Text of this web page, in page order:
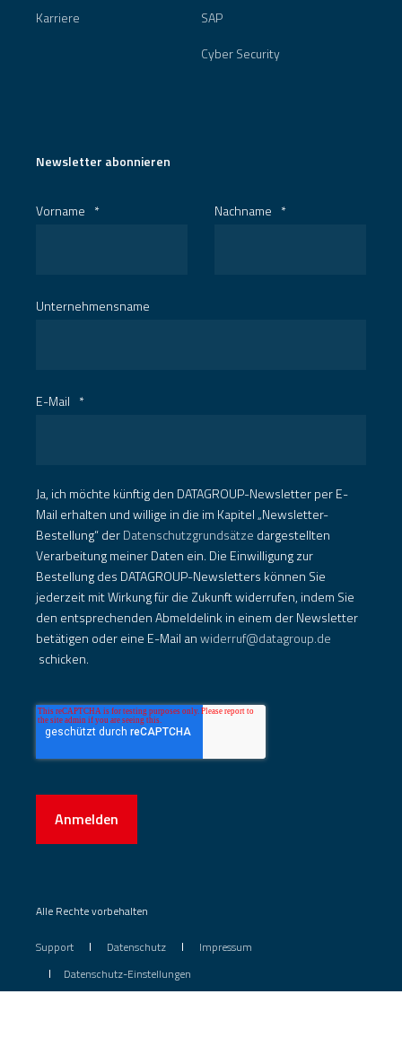
Karriere
SAP
Cyber Security
Newsletter abonnieren
Vorname * Nachname *
Unternehmensname
E-Mail *
Ja, ich möchte künftig den DATAGROUP-Newsletter per E-
Mail erhalten und willige in die im Kapitel „Newsletter-
Bestellung“ derDatenschutzgrundsätze dargestellten
Verarbeitung meiner Daten ein. Die Einwilligung zur
Bestellung des DATAGROUP-Newsletters können Sie
jederzeit mit Wirkung für die Zukunft widerrufen, indem Sie
den entsprechenden Abmeldelink in einem der Newsletter
betätigen oder eine E-Mail anwiderruf@datagroup.de
schicken.
Anmelden
Alle Rechte vorbehalten
Support Datenschutz
Impressum
Datenschutz-Einstellungen